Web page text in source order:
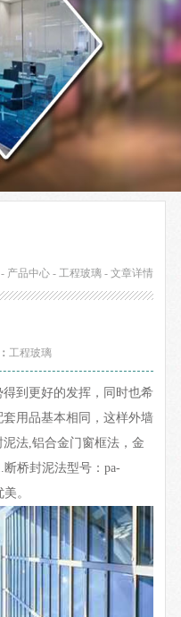
- 产品中心 - 工程玻璃 - 文章详情
工程玻璃
到更好的发挥，同时也希
用品基本相同，这样外墙
法,铝合金门窗框法，金
桥封泥法型号：pa-
。